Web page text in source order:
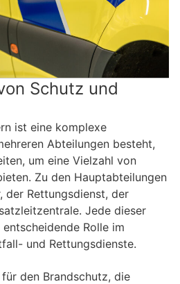
Schutz und
ist eine komplexe
Abteilungen besteht,
um eine Vielzahl von
Zu den Hauptabteilungen
der Rettungsdienst, der
Jede dieser
Rolle im
und Rettungsdienste.
den Brandschutz, die